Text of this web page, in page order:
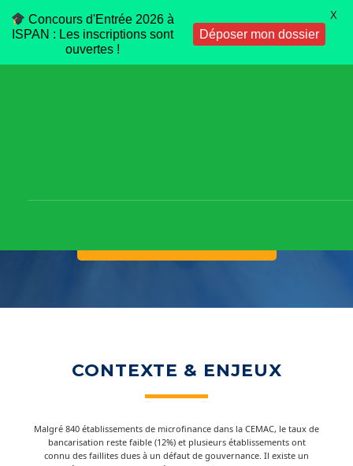
CONTEXTE & ENJEUX
Malgré 840 établissements de microfinance dans la CEMAC, le taux de
bancarisation reste faible (12%) et plusieurs établissements ont
connu des faillites dues à un défaut de gouvernance. Il existe un
Concours d'Entrée 2026 à
ISPAN : Les inscriptions sont
ouvertes !
Déposer mon dossier
X